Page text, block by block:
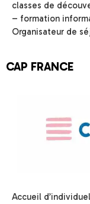
classes de
– formation
Organisateur de
CAP FRANCE
Accueil